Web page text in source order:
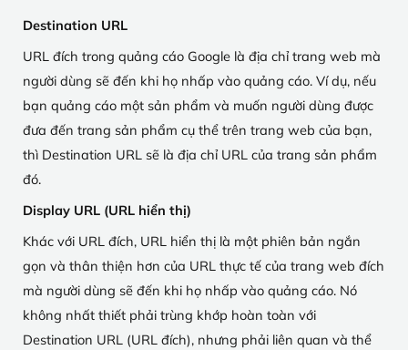
Destination URL
URL đích trong quảng cáo Google là địa chỉ trang web mà
người dùng sẽ đến khi họ nhấp vào quảng cáo. Ví dụ, nếu
bạn quảng cáo một sản phẩm và muốn người dùng được
đưa đến trang sản phẩm cụ thể trên trang web của bạn,
thì Destination URL sẽ là địa chỉ URL của trang sản phẩm
đó.
Display URL (URL hiển thị)
Khác với URL đích, URL hiển thị là một phiên bản ngắn
gọn và thân thiện hơn của URL thực tế của trang web đích
mà người dùng sẽ đến khi họ nhấp vào quảng cáo. Nó
không nhất thiết phải trùng khớp hoàn toàn với
Destination URL (URL đích), nhưng phải liên quan và thể